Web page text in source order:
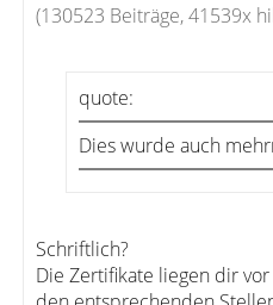
(130523 Beiträge, 41539x
quote:
Dies wurde auch
Schriftlich?
Die Zertifikate liegen dir